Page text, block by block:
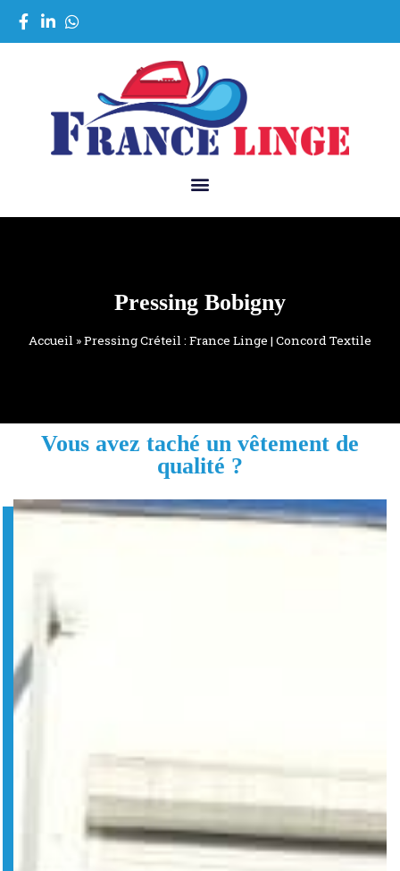
Pressing Bobigny
Accueil »Pressing Créteil : France Linge | Concord Textile
Vous avez taché un vêtement de
qualité ?